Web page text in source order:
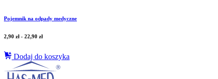
Pojemnik na odpady medyczne
2,90 zł - 22,90 zł
Dodaj do koszyka